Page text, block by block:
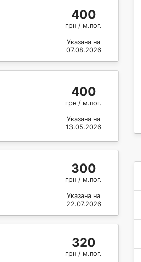
400
грн / м.пог.
Указана на
07.08.2026
400
грн / м.пог.
Указана на
13.05.2026
300
грн / м.пог.
Указана на
22.07.2026
320
грн / м.пог.